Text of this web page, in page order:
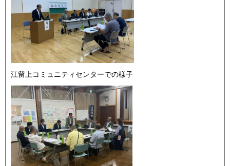
江留上コミュニティセンターでの様子